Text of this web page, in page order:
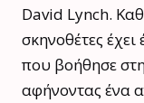
David Lynch.
σκηνοθέτες
που βοήθησε
αφήνοντας ένα